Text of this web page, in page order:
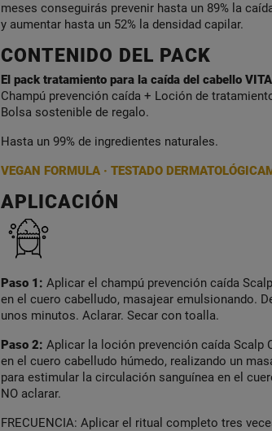
meses conseguirás prevenir hasta un 89% la
y aumentar hasta un 52% la densidad capilar.
CONTENIDO DEL PACK
El pack tratamiento para la caída del cabello
Champú prevención caída + Loción de
Bolsa sostenible de regalo.
Hasta un 99% de ingredientes naturales.
VEGAN FORMULA · TESTADO
APLICACIÓN
Paso 1: Aplicar el champú prevención caída
en el cuero cabelludo, masajear emulsionando.
unos minutos. Aclarar. Secar con toalla.
Paso 2: Aplicar la loción prevención caída Scalp
en el cuero cabelludo húmedo, realizando un
para estimular la circulación sanguínea en el
NO aclarar.
FRECUENCIA: Aplicar el ritual completo tres